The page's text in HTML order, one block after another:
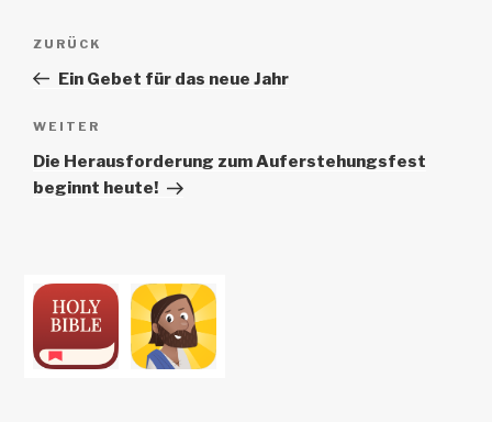
Beitrags-
Vorheriger
Beitrag
ZURÜCK
Ein Gebet für das neue Jahr
Nächster
Beitrag
WEITER
Die Herausforderung zum Auferstehungsfest
beginnt heute!